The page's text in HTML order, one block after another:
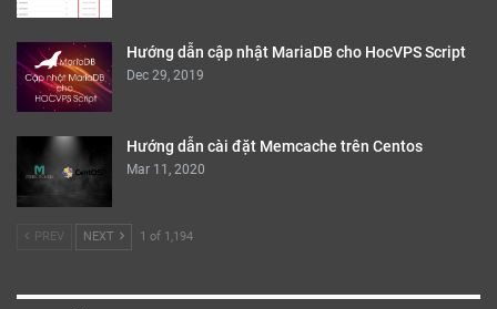
Hướng dẫn cập nhật MariaDB cho HocVPS Script
Dec 29, 2019
Hướng dẫn cài đặt Memcache trên Centos
Mar 11, 2020
PREV NEXT 1 of 1,194